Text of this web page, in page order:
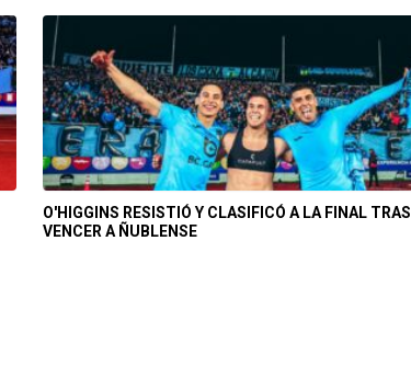
O'HIGGINS RESISTIÓ Y CLASIFICÓ A LA FINAL TRAS
VENCER A ÑUBLENSE